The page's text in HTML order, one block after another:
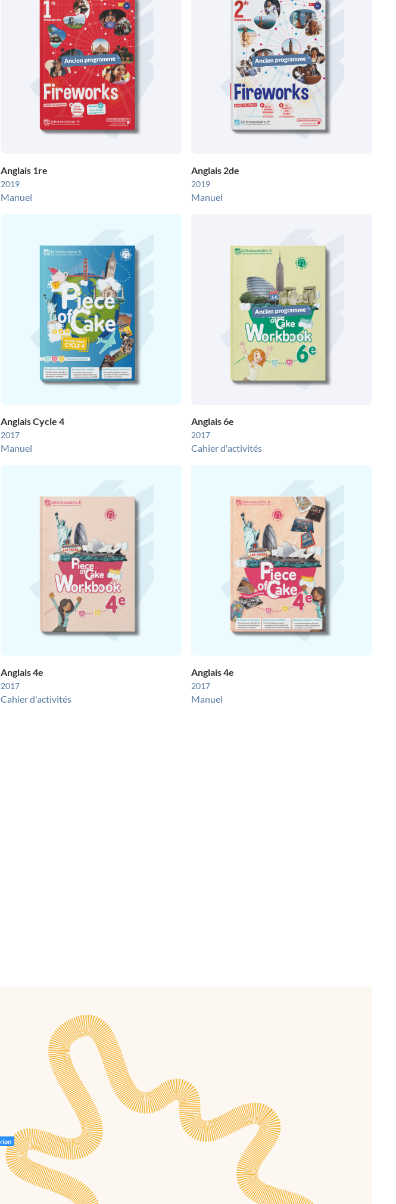
Anglais 1re
2019
Manuel
Anglais 2de
2019
Manuel
Anglais Cycle 4
2017
Manuel
Anglais 6e
2017
Cahier d'activités
Anglais 4e
2017
Cahier d'activités
Anglais 4e
2017
Manuel